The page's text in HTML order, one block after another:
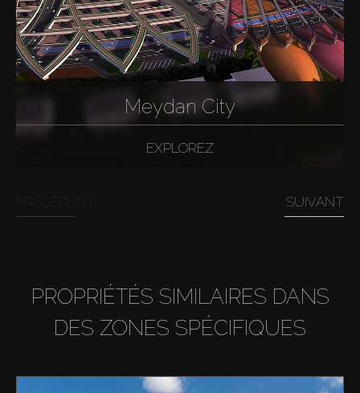
Meydan City
EXPLOREZ
SUIVANT
PROPRIÉTÉS SIMILAIRES DANS
DES ZONES SPÉCIFIQUES